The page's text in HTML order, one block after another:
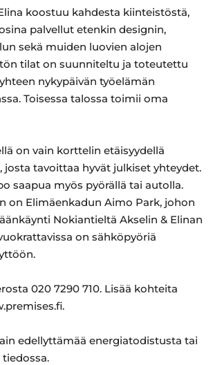
koostuu kahdesta kiinteistöstä,
palvellut etenkin designin,
sekä muiden luovien alojen
tilat on suunniteltu ja toteutettu
nykypäivän työelämän
Toisessa talossa toimii oma
on vain korttelin etäisyydellä
josta tavoittaa hyvät julkiset yhteydet.
saapua myös pyörällä tai autolla.
on Elimäenkadun Aimo Park, johon
Nokiantieltä Akselin & Elinan
on sähköpyöriä
020 7290 710. Lisää kohteita
edellyttämää energiatodistusta tai